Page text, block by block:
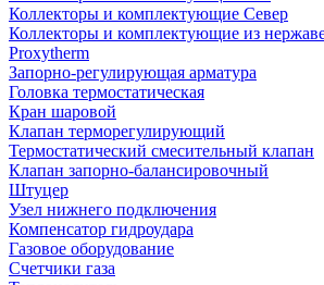
Коллекторы и комплектующие Север
Коллекторы и комплектующие из
Proxytherm
Запорно-регулирующая арматура
Головка термостатическая
Кран шаровой
Клапан терморегулирующий
Термостатический смесительный клапан
Клапан запорно-балансировочный
Штуцер
Узел нижнего подключения
Компенсатор гидроудара
Газовое оборудование
Счетчики газа